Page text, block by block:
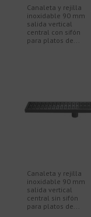
Canaleta y rejilla
inoxidable 90 mm
salida vertical
central con sifón
para platos de...
Canaleta y rejilla
inoxidable 90 mm
salida vertical
central sin sifón
para platos de...